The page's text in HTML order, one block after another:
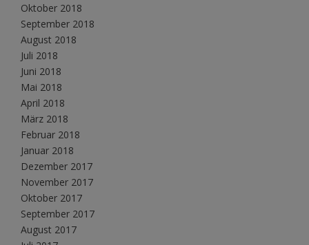
Oktober 2018
September 2018
August 2018
Juli 2018
Juni 2018
Mai 2018
April 2018
März 2018
Februar 2018
Januar 2018
Dezember 2017
November 2017
Oktober 2017
September 2017
August 2017